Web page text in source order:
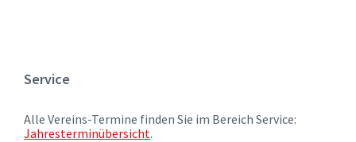
Service
Alle Vereins-Termine finden Sie im Bereich Service:
Jahresterminübersicht.